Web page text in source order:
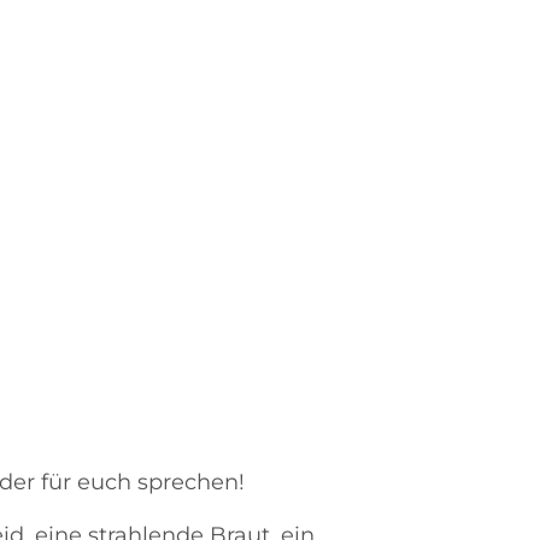
für euch sprechen!